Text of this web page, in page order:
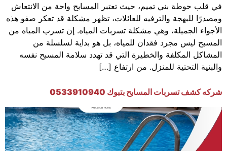
في قلب حوطة بني تميم، حيث تعتبر المسابح واحة من الانتعاش
ومصدرًا للبهجة والترفيه للعائلات، تظهر مشكلة قد تعكر صفو هذه
الأجواء الجميلة، وهي مشكلة تسربات المياه. إن تسرب المياه من
المسبح ليس مجرد فقدان للمياه، بل هو بداية لسلسلة من
المشاكل المكلفة والخطيرة التي قد تهدد سلامة المسبح نفسه
والبنية التحتية للمنزل. من ارتفاع […]
شركه كشف تسربات المسابح بتبوك 0533910940